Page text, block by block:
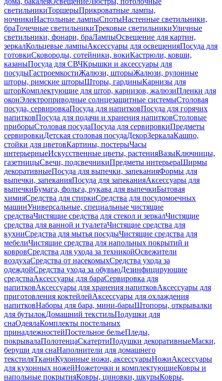
светильникиТоршерыПрикроватные лампы,
ночникиНастольные лампыСпотыНастенные светильники,
браТочечные светильникиТрековые светильникиУличные
светильники, фонари, браЛампыОсвещение для картин,
зеркалКольцевые лампыАксессуары для освещенияПосуда для
готовкиСковороды, сотейники, вокиКастрюли, ковши,
казаныПосуда для СВЧКрышки и аксессуары для
посудыГастроемкостиЖалюзи, шторыЖалюзи, рулонные
шторы, римские шторыШторы, гардиныКарнизы для
шторКомплектующие для штор, карнизов, жалюзиПленки для
оконЭлектроприводные солнцезащитные системыСтоловая
посуда, сервировкаПосуда для напитковПосуда для горячих
напитковПосуда для подачи и хранения напитковСтоловые
приборыСтоловая посудаПосуда для сервировкиПредметы
сервировкиДетская столовая посудаДекорЗеркалаКашпо,
стойки для цветовКартины, постерыЧасы
интерьерныеИскусственные цветы, растенияВазыКлючницы,
газетницыСвечи, подсвечникиПредметы интерьераШирмы
декоративныеПосуда для выпечки, запеканияФормы для
выпечки, запеканияПосуда для запеканияАксессуары для
выпечкиБумага, фольга, рукава для выпечкиБытовая
химияСредства для стиркиСредства для посудомоечных
машинУниверсальные, специальные чистящие
средстваЧистящие средства для стекол и зеркалЧистящие
средства для ванной и туалетаЧистящие средства для
кухниСредства для мытья посудыЧистящие средства для
мебелиЧистящие средства для напольных покрытий и
ковровСредства для ухода за техникойОсвежители
воздухаСредства от насекомыхСредства ухода за
одеждойСредства ухода за обувьюДезинфицирующие
средстваАксессуары для бараСервировка для
напитковАксессуары для хранения напитковАксессуары для
приготовления коктейлейАксессуары для охлаждения
напитковНаборы для бара, мини-барыШтопоры, открывалки
для бутылокДомашний текстильПодушки для
снаОдеялаКомплекты постельных
принадлежностейПостельное бельеПледы,
покрывалаПолотенцаСкатертиПодушки декоративныеМаски,
беруши для снаНаполнители для домашнего
текстиляТканиКухонные ножи, аксессуарыНожиАксессуары
для кухонных ножейНожеточки и комплектующиеКовры и
напольные покрытияКовры, циновки, шкурыКовры,